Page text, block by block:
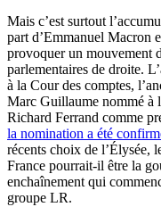
Mais c’est surtout
part d’Emmanuel Macron
provoquer un mouvement
parlementaires de droite.
à la Cour des comptes,
Marc Guillaume nommé à
Richard Ferrand comme
la nomination a été
récents choix de l’Élysée,
France pourrait-il être la
enchaînement qui
groupe LR.